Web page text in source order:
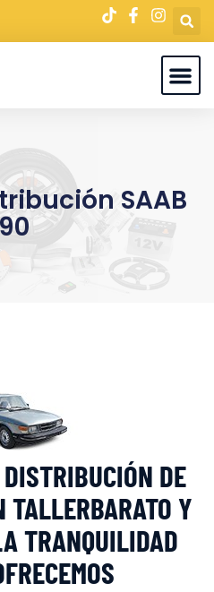
SAAB
90
DE
Y
TRANQUILIDAD